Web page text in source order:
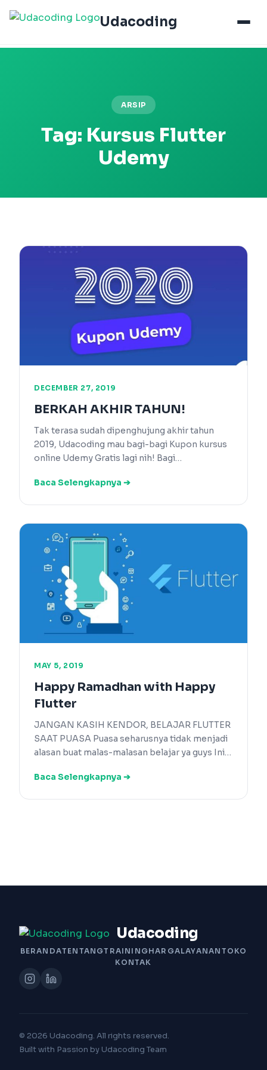
Udacoding
ARSIP
Tag: Kursus Flutter
Udemy
DECEMBER 27, 2019
BERKAH AKHIR TAHUN!
Tak terasa sudah dipenghujung akhir tahun
2019, Udacoding mau bagi-bagi Kupon kursus
online Udemy Gratis lagi nih! Bagi…
Baca Selengkapnya ➔
MAY 5, 2019
Happy Ramadhan with Happy
Flutter
JANGAN KASIH KENDOR, BELAJAR FLUTTER
SAAT PUASA Puasa seharusnya tidak menjadi
alasan buat malas-malasan belajar ya guys Ini…
Baca Selengkapnya ➔
Udacoding
BERANDATENTANGTRAININGHARGALAYANAN TOKO
KONTAK
© 2026 Udacoding. All rights reserved.
Built with Passion by Udacoding Team